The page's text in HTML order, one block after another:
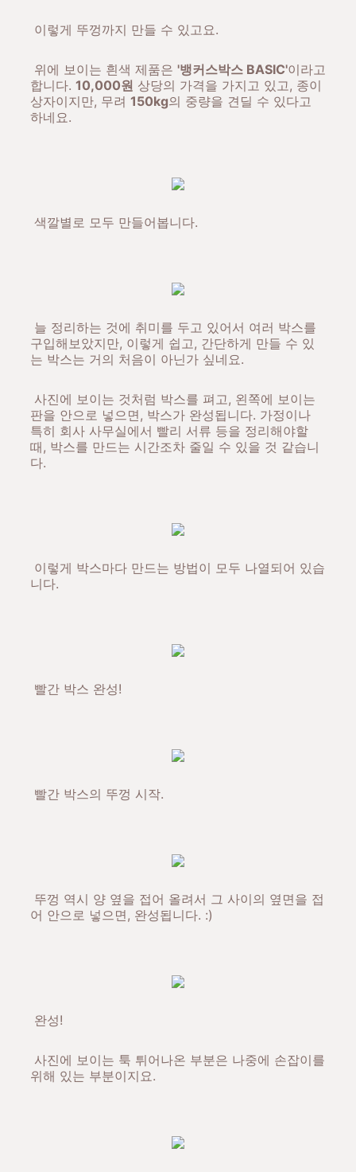
이렇게 뚜껑까지 만들 수 있고요.
위에 보이는 흰색 제품은 '뱅커스박스 BASIC'이라고
합니다. 10,000원 상당의 가격을 가지고 있고, 종이
상자이지만, 무려 150kg의 중량을 견딜 수 있다고
하네요.
색깔별로 모두 만들어봅니다.
늘 정리하는 것에 취미를 두고 있어서 여러 박스를
구입해보았지만, 이렇게 쉽고, 간단하게 만들 수 있
는 박스는 거의 처음이 아닌가 싶네요.
사진에 보이는 것처럼 박스를 펴고, 왼쪽에 보이는
판을 안으로 넣으면, 박스가 완성됩니다. 가정이나
특히 회사 사무실에서 빨리 서류 등을 정리해야할
때, 박스를 만드는 시간조차 줄일 수 있을 것 같습니
다.
이렇게 박스마다 만드는 방법이 모두 나열되어 있습
니다.
빨간 박스 완성!
빨간 박스의 뚜껑 시작.
뚜껑 역시 양 옆을 접어 올려서 그 사이의 옆면을 접
어 안으로 넣으면, 완성됩니다. :)
완성!
사진에 보이는 툭 튀어나온 부분은 나중에 손잡이를
위해 있는 부분이지요.